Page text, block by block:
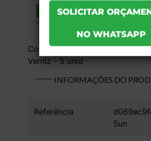
Lista de desejos
Couchê 80g - 4x0 - 64x48 cm
Verniz - 5 unid
INFORMAÇÕES DO
Referência
5un